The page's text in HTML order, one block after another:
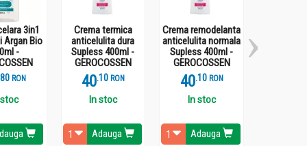
tenului si aparitia ridurilor.
din interior.
3in1
Argan Bio
-
8 RON
stoc
Crema termica
anticelulita dura
Supless 400ml -
GEROCOSSEN
40.1 RON
In stoc
Adauga
Crema remodelanta
anticelulita normala
Supless 400ml -
GEROCOSSEN
40.1 RON
In stoc
Adauga